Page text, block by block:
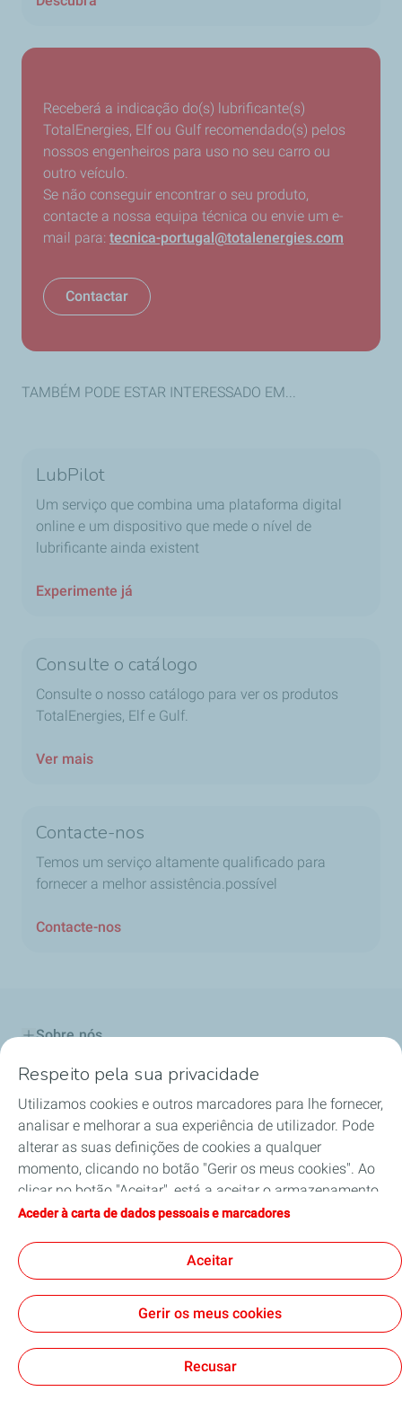
Receberá a indicação do(s) lubrificante(s)
TotalEnergies, Elf ou Gulf recomendado(s) pelos
nossos engenheiros para uso no seu carro ou
outro veículo.
Se não conseguir encontrar o seu produto,
contacte a nossa equipa técnica ou envie um e-
mail para: tecnica-portugal@totalenergies.com
Contactar
TAMBÉM PODE ESTAR INTERESSADO EM...
LubPilot
Um serviço que combina uma plataforma digital
online e um dispositivo que mede o nível de
lubrificante ainda existent
Experimente já
Consulte o catálogo
Consulte o nosso catálogo para ver os produtos
TotalEnergies, Elf e Gulf.
Ver mais
Contacte-nos
Temos um serviço altamente qualificado para
fornecer a melhor assistência.possível
Contacte-nos
Sobre nós
Os Nossos Produtos
Os Nossos Serviços
Qualidade e Segurança
Meio Ambiente
Nota Legal e de Privacidade
Respeito pela sua privacidade
Utilizamos cookies e outros marcadores para lhe fornecer,
analisar e melhorar a sua experiência de utilizador. Pode
alterar as suas definições de cookies a qualquer
momento, clicando no botão "Gerir os meus cookies". Ao
clicar no botão "Aceitar", está a aceitar o armazenamento
de todos os cookies. Se clicar em "Recusar", apenas serão
funcionamento do site. Para obter mais informações,
pode consultar a página "Carta de dados pessoais e
marcadores".
Aceder à carta de dados pessoais e marcadores
Aceitar
Gerir os meus cookies
Recusar